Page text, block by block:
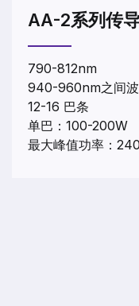
AA-2系列传
790-812nm
940-960nm之间
12-16 巴条
单巴：100-200W
最大峰值功率：